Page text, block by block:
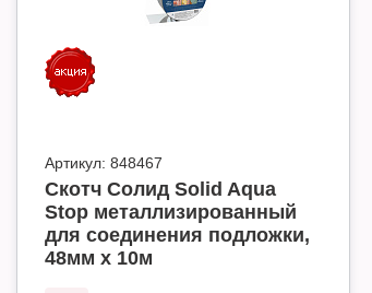
Артикул: 848467
Скотч Солид Solid Aqua
Stop металлизированный
для соединения подложки,
48мм х 10м